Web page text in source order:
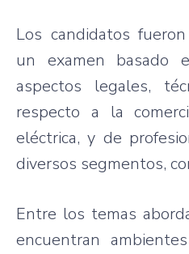
Los candidatos
un examen basado
aspectos legales,
respecto a la
eléctrica, y de
diversos segmentos,
Entre los temas
encuentran